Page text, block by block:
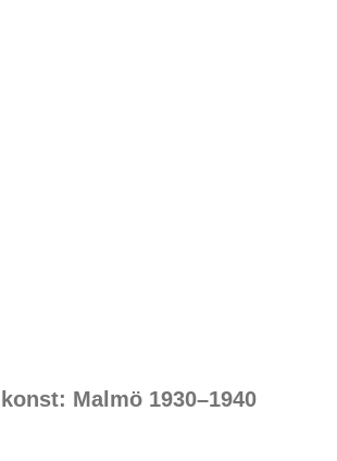
Malmö 1930–1940